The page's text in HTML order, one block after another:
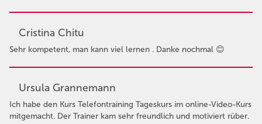
Cristina Chitu
Sehr kompetent, man kann viel lernen . Danke nochmal 😊
Ursula Grannemann
Ich habe den Kurs Telefontraining Tageskurs im online-Video-Kurs
mitgemacht. Der Trainer kam sehr freundlich und motiviert rüber.